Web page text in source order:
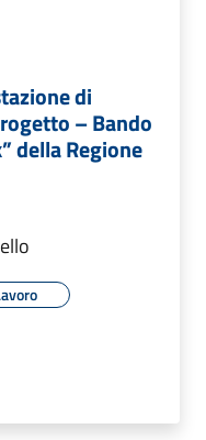
di
– Bando
della Regione